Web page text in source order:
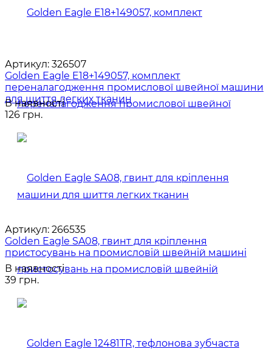
Артикул: 326507
Golden Eagle E18+149057, комплект
переналагодження промислової швейної машини
для шиття легких тканин
В наявності
126 грн.
Артикул: 266535
Golden Eagle SA08, гвинт для кріплення
пристосувань на промисловій швейній машині
В наявності
39 грн.